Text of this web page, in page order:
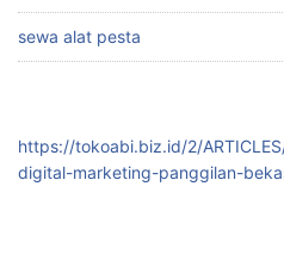
sewa alat pesta
https://tokoabi.biz.id/2/
digital-marketing-panggilan-